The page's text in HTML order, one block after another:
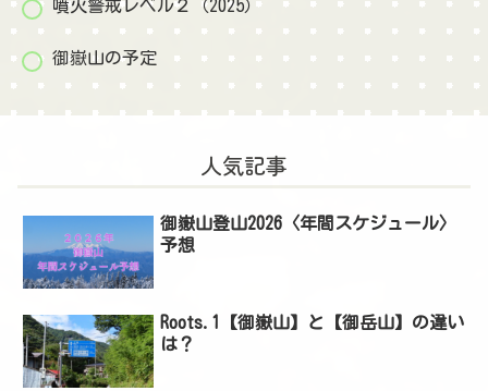
噴火警戒レベル２（2025）
御嶽山の予定
人気記事
御嶽山登山2026〈年間スケジュール〉
予想
Roots.1【御嶽山】と【御岳山】の違い
は？